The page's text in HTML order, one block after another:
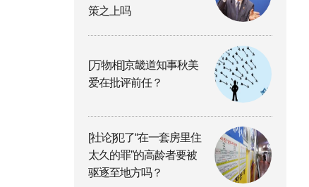
策之上吗
[万物相]京畿道知事秋美
爱在批评前任？
[社论]犯了“在一套房里住
太久的罪”的高龄者要被
驱逐至地方吗？